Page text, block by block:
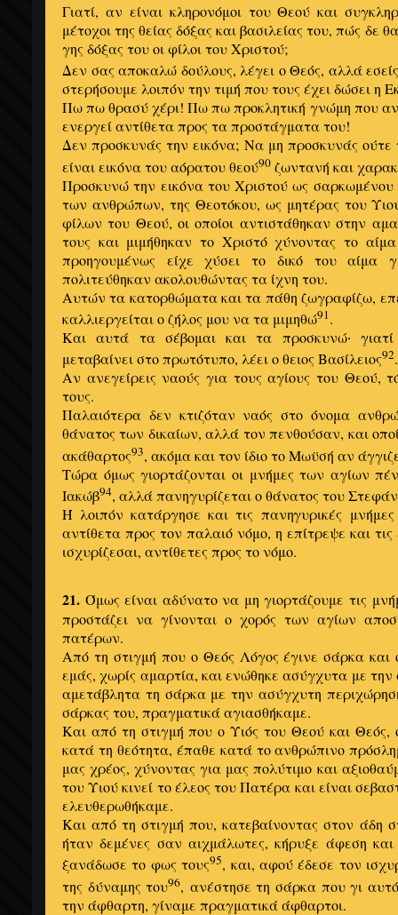
Γιατί, αν είναι κληρονόμοι του Θεού και
μέτοχοι της θείας δόξας και βασιλείας του, πώς δε
γης δόξας του οι φίλοι του Χριστού;
Δεν σας αποκαλώ δούλους, λέγει ο Θεός, αλλά
στερήσουμε λοιπόν την τιμή που τους έχει δώσει η
Πω πω θρασύ χέρι! Πω πω προκλητική γνώμη που
ενεργεί αντίθετα προς τα προστάγματα του!
Δεν προσκυνάς την εικόνα; Να μη προσκυνάς ούτε
είναι εικόνα του αόρατου θεού90 ζωντανή και
Προσκυνώ την εικόνα του Χριστού ως
των ανθρώπων, της Θεοτόκου, ως μητέρας του
φίλων του Θεού, οι οποίοι αντιστάθηκαν στην
τους και μιμήθηκαν το Χριστό χύνοντας το
προηγουμένως είχε χύσει το δικό του αίμα
πολιτεύθηκαν ακολουθώντας τα ίχνη του.
Αυτών τα κατορθώματα και τα πάθη ζωγραφίζω,
καλλιεργείται ο ζήλος μου να τα μιμηθώ91.
Και αυτά τα σέβομαι και τα προσκυνώ·
μεταβαίνει στο πρωτότυπο, λέει ο θειος Βασίλειος92.
Αν ανεγείρεις ναούς για τους αγίους του Θεού,
τους.
Παλαιότερα δεν κτιζόταν ναός στο όνομα
θάνατος των δικαίων, αλλά τον πενθούσαν, και
ακάθαρτος93, ακόμα και τον ίδιο το Μωϋσή αν
Τώρα όμως γιορτάζονται οι μνήμες των αγίων
Ιακώβ94, αλλά πανηγυρίζεται ο θάνατος του
Ή λοιπόν κατάργησε και τις πανηγυρικές
αντίθετα προς τον παλαιό νόμο, η επίτρεψε και
ισχυρίζεσαι, αντίθετες προς το νόμο.
21. Όμως είναι αδύνατο να μη γιορτάζουμε τις
προστάζει να γίνονται ο χορός των αγίων
πατέρων.
Από τη στιγμή που ο Θεός Λόγος έγινε σάρκα και
εμάς, χωρίς αμαρτία, και ενώθηκε ασύγχυτα με
αμετάβλητα τη σάρκα με την ασύγχυτη
σάρκας του, πραγματικά αγιασθήκαμε.
Και από τη στιγμή που ο Υιός του Θεού και Θεός,
κατά τη θεότητα, έπαθε κατά το ανθρώπινο
μας χρέος, χύνοντας για μας πολύτιμο και
του Υιού κινεί το έλεος του Πατέρα και είναι
ελευθερωθήκαμε.
Και από τη στιγμή που, κατεβαίνοντας στον άδη
ήταν δεμένες σαν αιχμάλωτες, κήρυξε άφεση
ξανάδωσε το φως τους95, και, αφού έδεσε τον
της δύναμης του96, ανέστησε τη σάρκα που γι
την άφθαρτη, γίναμε πραγματικά άφθαρτοι.